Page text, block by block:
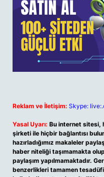
Reklam ve İletişim: Skype:
Yasal Uyarı: Bu internet sitesi,
şirketi ile hiçbir bağlantısı
hazırladığımız makaleler
haber niteliği taşımamakta
paylaşım yapılmamaktadır.
benzerlikleri tamamen